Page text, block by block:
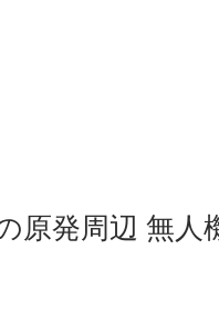
原発周辺 無人